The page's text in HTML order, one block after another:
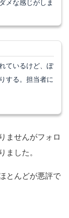
メな感じがしま
ているけど、ぽ
する。担当者に
ませんがフォロ
ました。
とんどが悪評で